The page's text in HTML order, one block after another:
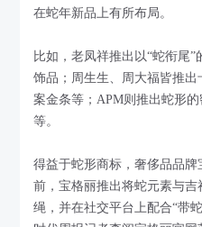
在蛇年新品上有所布局。
比如，老凤祥推出以“蛇衔尾
饰品；周生生、周大福皆推
案金条等；APM则推出蛇形
等。
得益于蛇形商标，奢侈品品牌
前，宝格丽推出将蛇元素与
绳，并在社交平台上配合“带